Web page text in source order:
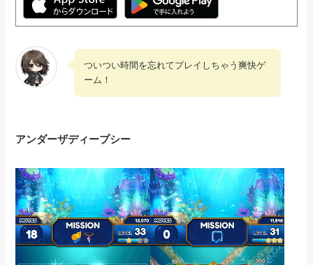
ついつい時間を忘れてプレイしちゃう爽快ゲ
ーム！
アンダーザディープシー